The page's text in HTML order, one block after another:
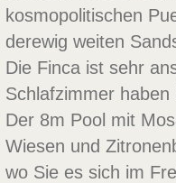
kosmopolitischen
derewig weiten
Die Finca ist sehr
Schlafzimmer haben
Der 8m Pool mit
Wiesen und
wo Sie es sich im